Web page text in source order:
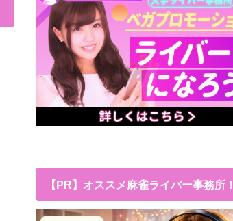
【PR】オススメ麻雀ライバー事務所！